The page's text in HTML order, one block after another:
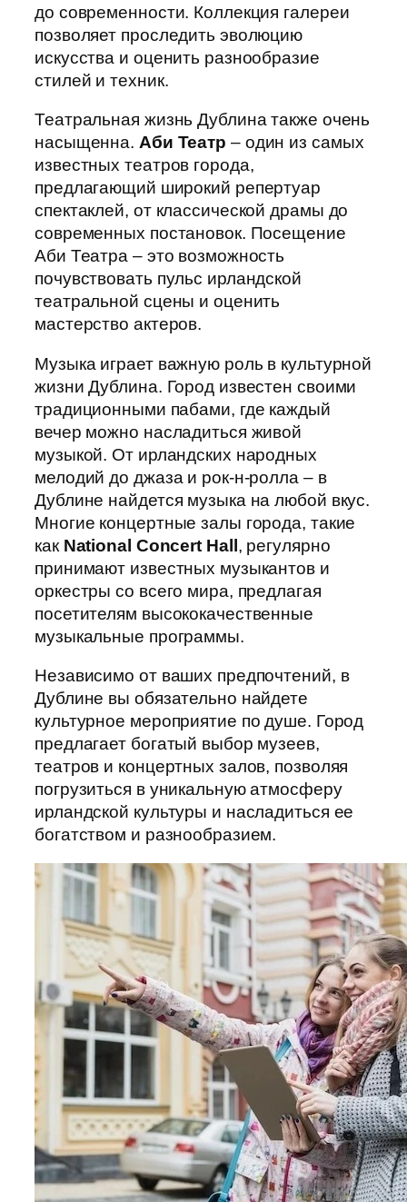
до современности. Коллекция галереи
позволяет проследить эволюцию
искусства и оценить разнообразие
стилей и техник.
Театральная жизнь Дублина также очень
насыщенна. Аби Театр – один из самых
известных театров города,
предлагающий широкий репертуар
спектаклей, от классической драмы до
современных постановок. Посещение
Аби Театра – это возможность
почувствовать пульс ирландской
театральной сцены и оценить
мастерство актеров.
Музыка играет важную роль в культурной
жизни Дублина. Город известен своими
традиционными пабами, где каждый
вечер можно насладиться живой
музыкой. От ирландских народных
мелодий до джаза и рок-н-ролла – в
Дублине найдется музыка на любой вкус.
Многие концертные залы города, такие
как National Concert Hall, регулярно
принимают известных музыкантов и
оркестры со всего мира, предлагая
посетителям высококачественные
музыкальные программы.
Независимо от ваших предпочтений, в
Дублине вы обязательно найдете
культурное мероприятие по душе. Город
предлагает богатый выбор музеев,
театров и концертных залов, позволяя
погрузиться в уникальную атмосферу
ирландской культуры и насладиться ее
богатством и разнообразием.